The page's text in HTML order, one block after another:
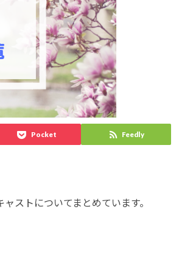
Pocket Feedly
ストについてまとめています。